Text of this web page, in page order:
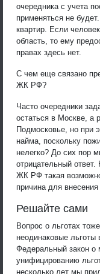
очередника с учета
применяться не
квартир. Если
область, то ему
правах здесь нет.
С чем еще связано
ЖК РФ?
Часто очередники
остаться в Москве, а
Подмосковье, но при
найма, поскольку
нелегко? До сих пор
отрицательный
ЖК РФ такая
причина для внесения
Решайте сами
Вопрос о льготах
неодинаковые
Федеральный закон о
унифицированию
несколько лет мы